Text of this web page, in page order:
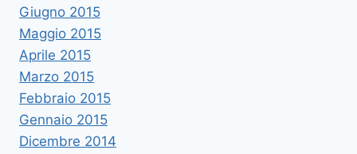
Giugno 2015
Maggio 2015
Aprile 2015
Marzo 2015
Febbraio 2015
Gennaio 2015
Dicembre 2014